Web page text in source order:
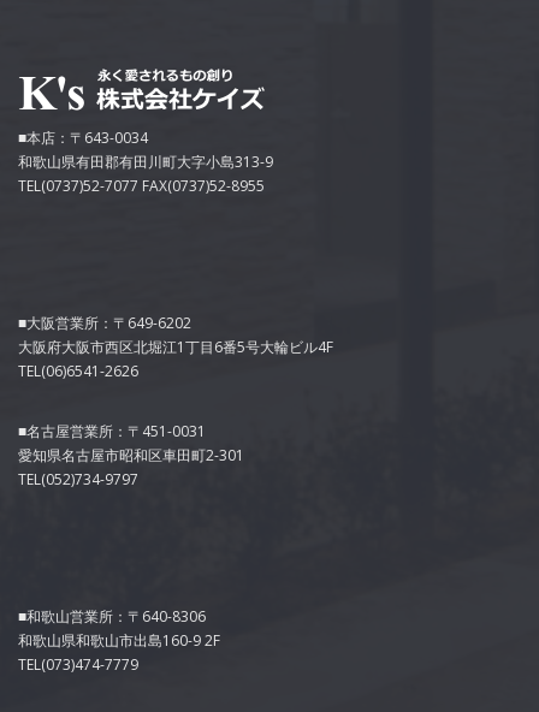
■本店：〒643-0034
和歌山県有田郡有田川町大字小島313-9
TEL(0737)52-7077 FAX(0737)52-8955
■大阪営業所：〒649-6202
大阪府大阪市西区北堀江1丁目6番5号大輪ビル4F
TEL(06)6541-2626
■名古屋営業所：〒451-0031
愛知県名古屋市昭和区車田町2-301
TEL(052)734-9797
■和歌山営業所：〒640-8306
和歌山県和歌山市出島160-9 2F
TEL(073)474-7779